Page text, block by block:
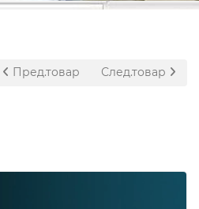
Пред.товар След.товар